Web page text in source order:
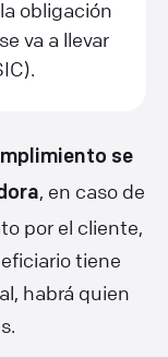
obligación
va a llevar
se
, en caso de
por el cliente,
tiene
habrá quien